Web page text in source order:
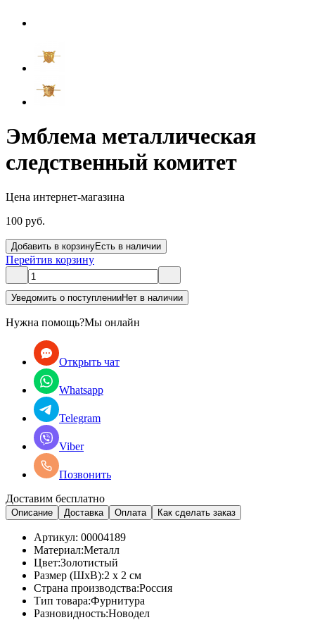
Эмблема металлическая
следственный комитет
Цена интернет-магазина
100 руб.
Добавить в корзинуЕсть в наличии
Перейтив корзину
Уведомить о поступленииНет в наличии
Нужна помощь?Мы онлайн
Открыть чат
Whatsapp
Telegram
Viber
Позвонить
Доставим бесплатно
Описание Доставка Оплата Как сделать заказ
Артикул: 00004189
Материал:Металл
Цвет:Золотистый
Размер (ШхВ):2 x 2 см
Страна производства:Россия
Тип товара:Фурнитура
Разновидность:Новодел